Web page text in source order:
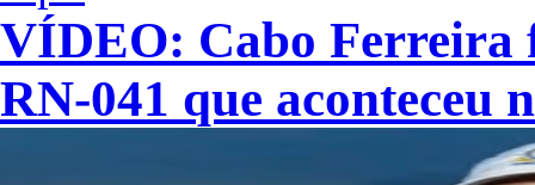
VÍDEO: Cabo Ferreira
RN-041 que aconteceu